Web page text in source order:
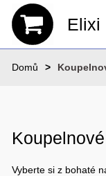
Elixi
Domů
Vyberte si z bohaté